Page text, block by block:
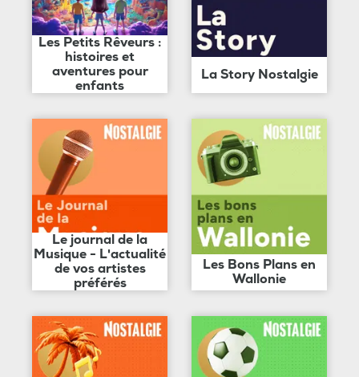
Les Petits Rêveurs :
histoires et
aventures pour
enfants
La Story Nostalgie
Le journal de la
Musique - L'actualité
de vos artistes
préférés
Les Bons Plans en
Wallonie